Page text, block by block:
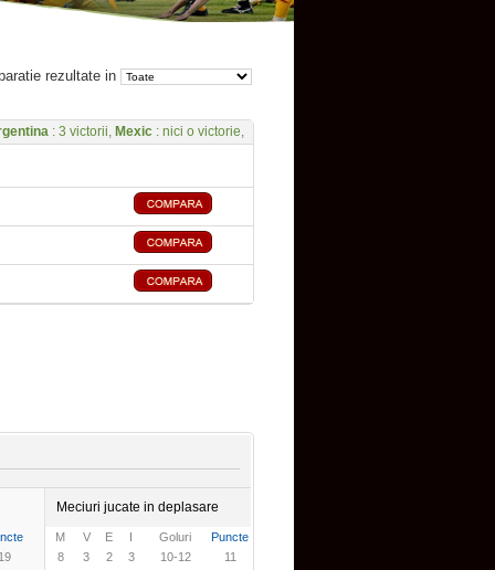
rezultate in
: 3 victorii, Mexic : nici o victorie,
Meciuri jucate in deplasare
M V E I Goluri
Puncte
8 3 2 3 10-12
11